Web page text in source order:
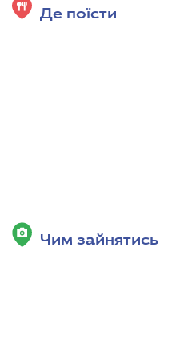
Де поїсти
Чим зайнятись